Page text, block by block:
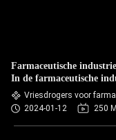
Farmaceutische
In de farmaceutische
Vriesdrogers voor
2024-01-12
250